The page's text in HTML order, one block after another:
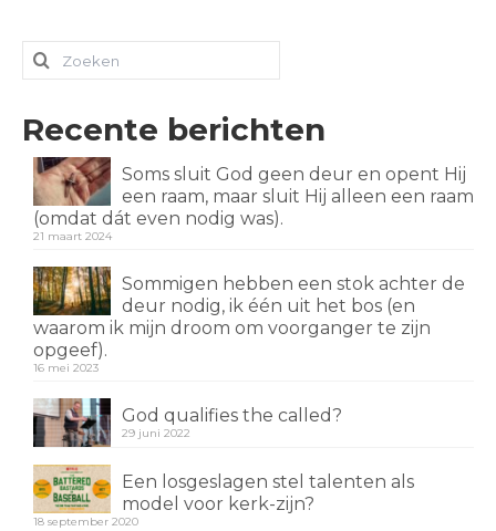
Zoeken
naar:
Recente berichten
Soms sluit God geen deur en opent Hij
een raam, maar sluit Hij alleen een raam
(omdat dát even nodig was).
21 maart 2024
Sommigen hebben een stok achter de
deur nodig, ik één uit het bos (en
waarom ik mijn droom om voorganger te zijn
opgeef).
16 mei 2023
God qualifies the called?
29 juni 2022
Een losgeslagen stel talenten als
model voor kerk-zijn?
18 september 2020